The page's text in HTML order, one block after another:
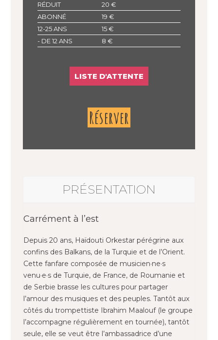
RÉDUIT
20 €
ABONNÉ
19 €
12-25 ANS
15 €
- DE 12 ANS
8 €
LISTE D'ATTENTE
Réserver
PRÉSENTATION
Carrément à l’est
Depuis 20 ans, Haïdouti Orkestar pérégrine aux
confins des Balkans, de la Turquie et de l’Orient.
Cette fanfare composée de musicien·ne·s
venu·e·s de Turquie, de France, de Roumanie et
de Serbie brasse les cultures pour partager
l’amour des musiques et des peuples. Tantôt aux
côtés du trompettiste Ibrahim Maalouf (le groupe
l’accompagne régulièrement en tournée), tantôt
seule, elle se veut être l’ambassadrice d’une